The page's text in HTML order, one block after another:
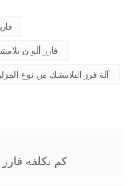
فارز ألوان
آلة فرز البلاستيك من نوع
كم تكلفة